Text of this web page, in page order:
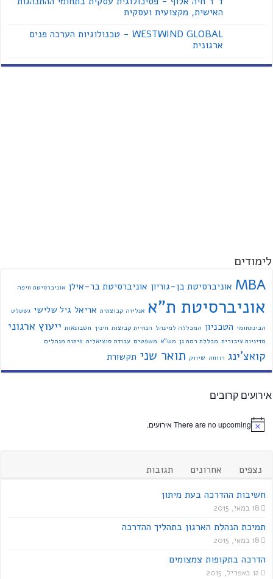
האישית, מקצועית ועסקית
WESTWIND GLOBAL - טכנולוגיות הערכה פנים
ארגונית
לימודים
MBA אוניברסיטת בן-גוריון אוניברסיטת בר-אילן אוניברסיטת חיפה
אוניברסיטת ת"א אנליזה קבוצתית אריאל גיל שלישי גשטלט
הבינתחומי הטכניון המכללה למינהל הנחיית קבוצות חינוך חשבונאות ייעוץ ארגוני
מדיניות ציבורית מכללת רמת גן מש"א משפטים עבודה סוציאלית פיתוח מנהלים
קואצ'ינג רווחה שיווק תואר שני תקשורת
אירועים קרובים
There are no upcoming אירועים.
נצפים אחרונים
תגובות
חשיבות ההדרכה בעת מיתון
18 במאי, 2015
תמיכת הנהלת הארגון בתהליך ההדרכה
18 במאי, 2015
הדרכה בתקופות צמצומים
12 באפריל, 2015